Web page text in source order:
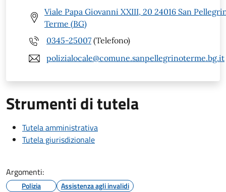
Viale Papa Giovanni XXIII, 20 24016 San
Terme (BG)
0345-25007 (Telefono)
polizialocale@comune.sanpellegrinoterme.bg.it
Strumenti di tutela
Tutela amministrativa
Tutela giurisdizionale
Argomenti:
Polizia Assistenza agli invalidi